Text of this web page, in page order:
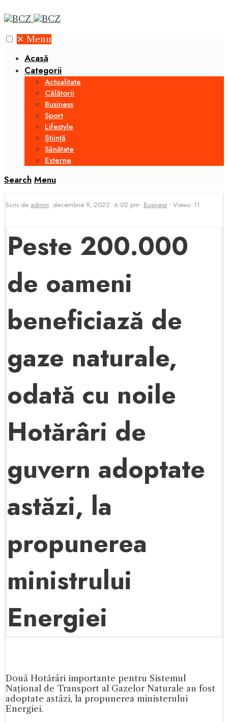
✕ Menu
Acasă
Categorii
Actualitate
Călătorii
Business
Sport
Lifestyle
Știință
Sănătate
Externe
Search Menu
Scris de admin• decembrie 9, 2022• 6:02 pm• Business • Views: 11
Peste 200.000
de oameni
beneficiază de
gaze naturale,
odată cu noile
Hotărâri de
guvern adoptate
astăzi, la
propunerea
ministrului
Energiei
Două Hotărâri importante pentru Sistemul
Național de Transport al Gazelor Naturale au fost
adoptate astăzi, la propunerea ministerului
Energiei.